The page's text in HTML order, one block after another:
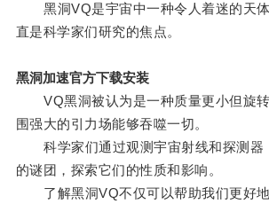
黑洞VQ是宇宙中一种令人着迷的天体
直是科学家们研究的焦点。
黑洞加速官方下载安装
VQ黑洞被认为是一种质量更小但旋转
围强大的引力场能够吞噬一切。
科学家们通过观测宇宙射线和探测器
的谜团，探索它们的性质和影响。
了解黑洞VQ不仅可以帮助我们更好地